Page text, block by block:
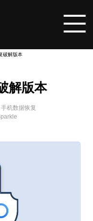
破解版本
解版本
手机数据恢复